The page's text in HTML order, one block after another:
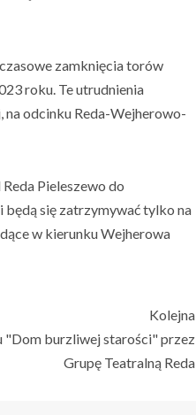
zamknięcia torów
roku. Te utrudnienia
na odcinku Reda-Wejherowo-
Pieleszewo do
będą się zatrzymywać tylko na
w kierunku Wejherowa
Kolejna
"Dom burzliwej starości" przez
Grupę Teatralną Reda